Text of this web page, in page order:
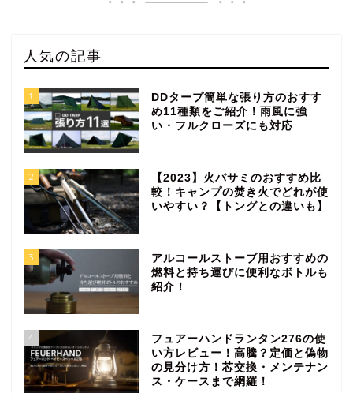
人気の記事
1
DDタープ簡単な張り方のおすす
め11種類をご紹介！雨風に強
い・フルクローズにも対応
2
【2023】火バサミのおすすめ比
較！キャンプの焚き火でどれが使
いやすい？【トングとの違いも】
3
アルコールストーブ用おすすめの
燃料と持ち運びに便利なボトルも
紹介！
4
フュアーハンドランタン276の使
い方レビュー！高騰？定価と偽物
の見分け方！芯交換・メンテナン
ス・ケースまで網羅！